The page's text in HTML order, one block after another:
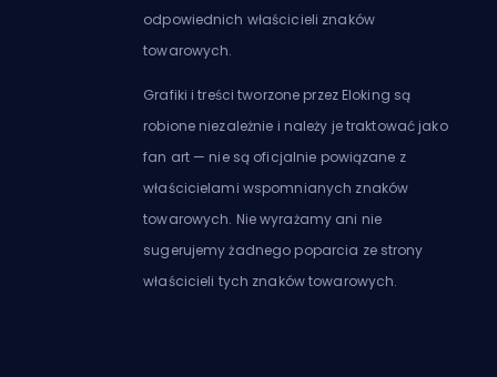
odpowiednich właścicieli znaków
towarowych.
Grafiki i treści tworzone przez Eloking są
robione niezależnie i należy je traktować jako
fan art — nie są oficjalnie powiązane z
właścicielami wspomnianych znaków
towarowych. Nie wyrażamy ani nie
sugerujemy żadnego poparcia ze strony
właścicieli tych znaków towarowych.